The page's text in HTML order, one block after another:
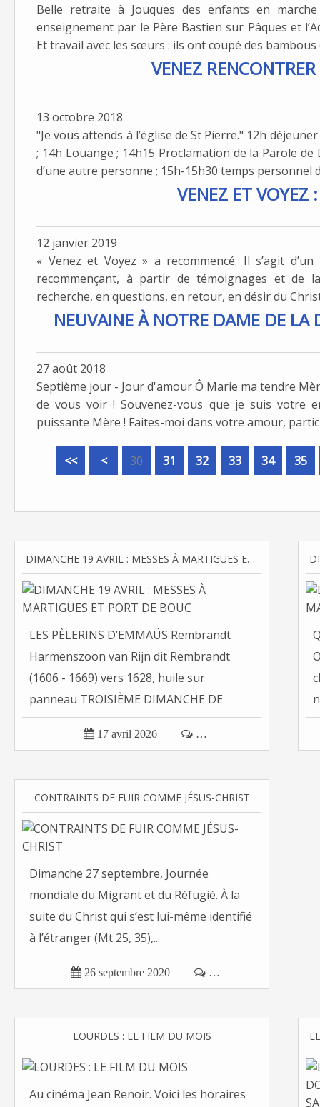
Belle retraite à Jouques des enfants en
enseignement par le Père Bastien sur Pâques et
Et travail avec les sœurs : ils ont coupé des
VENEZ
13 octobre 2018
"Je vous attends à l’église de St Pierre." 12h
; 14h Louange ; 14h15 Proclamation de la Parole
d’une autre personne ; 15h-15h30 temps personnel
VENEZ ET VOYEZ
12 janvier 2019
« Venez et Voyez » a recommencé. Il s’agit
recommençant, à partir de témoignages et de
recherche, en questions, en retour, en désir du
NEUVAINE À NOTRE DAME DE LA
27 août 2018
Septième jour - Jour d'amour Ô Marie ma tendre
de vous voir ! Souvenez-vous que je suis votre
puissante Mère ! Faites-moi dans votre amour,
<< < 10
20
30 31 32 33 34 35
DIMANCHE 19 AVRIL : MESSES À MARTIGUES ET PORT DE BOUC
LES PÈLERINS D’EMMAÜS Rembrandt
Harmenszoon van Rijn dit Rembrandt
(1606 - 1669) vers 1628, huile sur
panneau TROISIÈME DIMANCHE DE
PÂQUES "...
 17 avril 2026  …
CONTRAINTS DE FUIR COMME JÉSUS-CHRIST
Dimanche 27 septembre, Journée
mondiale du Migrant et du Réfugié. À la
suite du Christ qui s’est lui-même identifié
à l’étranger (Mt 25, 35),...
 26 septembre 2020  …
LOURDES : LE FILM DU MOIS
Au cinéma Jean Renoir. Voici les horaires